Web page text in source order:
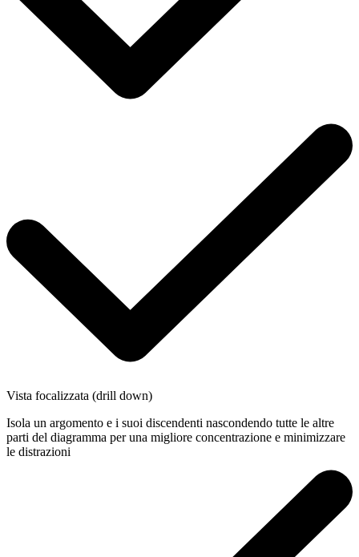
Vista focalizzata (drill down)
Isola un argomento e i suoi discendenti nascondendo tutte le altre
parti del diagramma per una migliore concentrazione e minimizzare
le distrazioni